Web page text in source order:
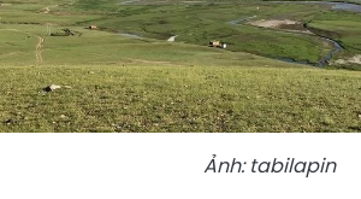
Ảnh: tabilapin